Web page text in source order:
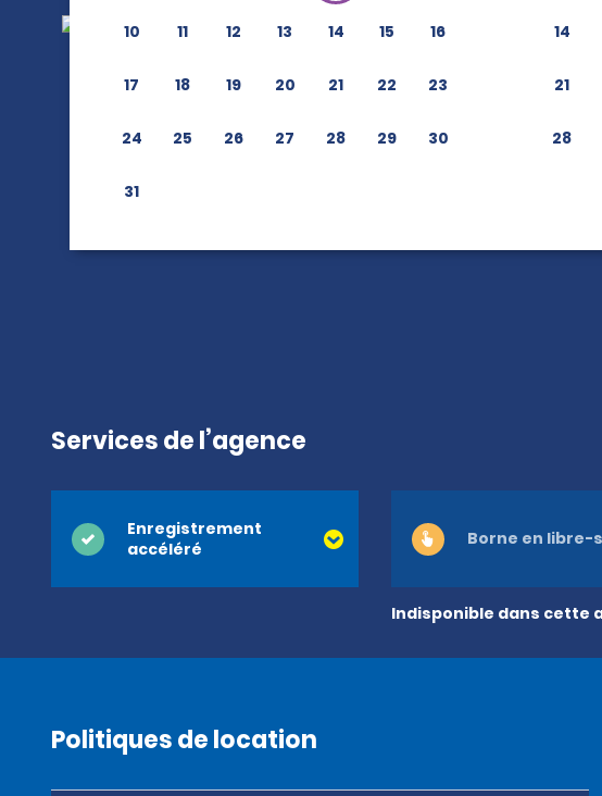
10 11 12 13 14 15 16
17 18 19 20 21 22 23
24 25 26 27 28 29 30
31
14
21
28
Services de l’agence
Enregistrement
accéléré
Indisponible dans cette
Borne en libre-
Politiques de location